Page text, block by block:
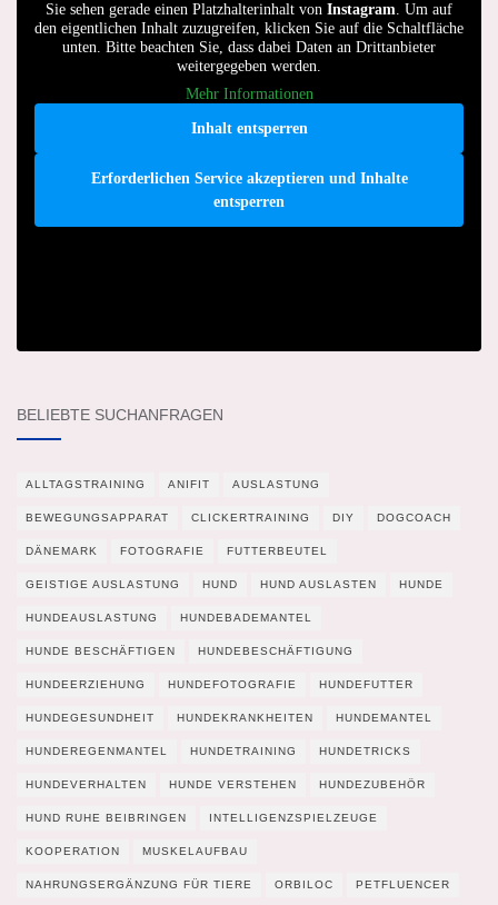
Sie sehen gerade einen Platzhalterinhalt von Instagram. Um auf
den eigentlichen Inhalt zuzugreifen, klicken Sie auf die Schaltfläche
unten. Bitte beachten Sie, dass dabei Daten an Drittanbieter
weitergegeben werden.
Mehr Informationen
Inhalt entsperren
Erforderlichen Service akzeptieren und Inhalte
entsperren
BELIEBTE SUCHANFRAGEN
ALLTAGSTRAINING ANIFIT AUSLASTUNG
BEWEGUNGSAPPARAT CLICKERTRAINING DIY DOGCOACH
DÄNEMARK FOTOGRAFIE FUTTERBEUTEL
GEISTIGE AUSLASTUNG HUND HUND AUSLASTEN HUNDE
HUNDEAUSLASTUNG HUNDEBADEMANTEL
HUNDE BESCHÄFTIGEN HUNDEBESCHÄFTIGUNG
HUNDEERZIEHUNG HUNDEFOTOGRAFIE HUNDEFUTTER
HUNDEGESUNDHEIT HUNDEKRANKHEITEN HUNDEMANTEL
HUNDEREGENMANTEL HUNDETRAINING HUNDETRICKS
HUNDEVERHALTEN HUNDE VERSTEHEN HUNDEZUBEHÖR
HUND RUHE BEIBRINGEN INTELLIGENZSPIELZEUGE
KOOPERATION MUSKELAUFBAU
NAHRUNGSERGÄNZUNG FÜR TIERE ORBILOC PETFLUENCER